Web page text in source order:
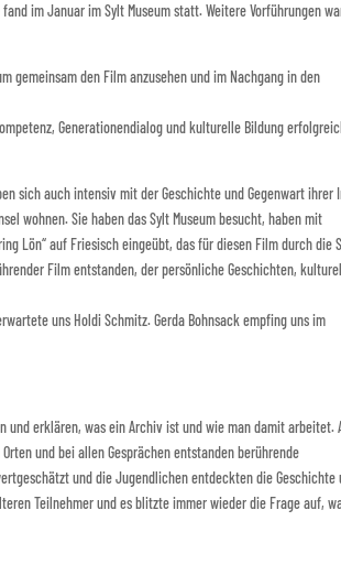
im Januar im Sylt Museum statt. Weitere Vorführungen
gemeinsam den Film anzusehen und im Nachgang in den
Generationendialog und kulturelle Bildung
sich auch intensiv mit der Geschichte und Gegenwart ihrer
wohnen. Sie haben das Sylt Museum besucht, haben mit
Lön“ auf Friesisch eingeübt, das für diesen Film durch die
Film entstanden, der persönliche Geschichten,
uns Holdi Schmitz. Gerda Bohnsack empfing uns im
und erklären, was ein Archiv ist und wie man damit arbeitet.
und bei allen Gesprächen entstanden berührende
und die Jugendlichen entdeckten die Geschichte
Teilnehmer und es blitzte immer wieder die Frage auf,